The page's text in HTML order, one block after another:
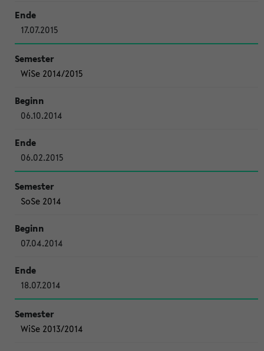
17.07.2015
WiSe 2014/2015
06.10.2014
06.02.2015
SoSe 2014
07.04.2014
18.07.2014
WiSe 2013/2014